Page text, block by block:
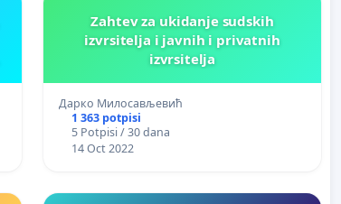
Zahtev za ukidanje sudskih
izvrsitelja i javnih i privatnih
izvrsitelja
Дарко Милосављевић
1 363 potpisi
5 Potpisi / 30 dana
14 Oct 2022